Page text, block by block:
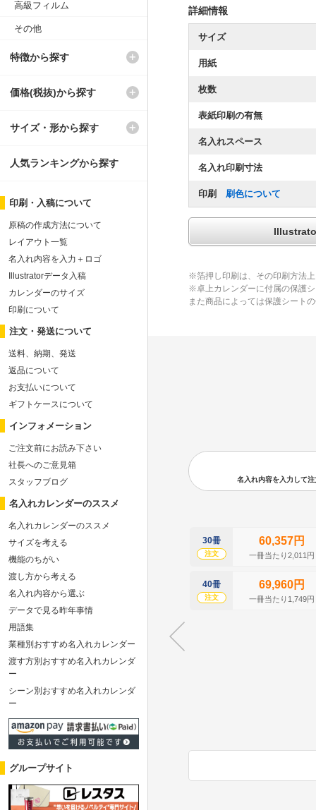
詳細情報
サイズ
用紙
枚数
表紙印刷の有無
名入れスペース
名入れ印刷寸法
印刷 刷色について
※箔押し印刷は、その印刷方法
※卓上カレンダーに付属の保護
また商品によっては保護シート
名入れ内容を入力して
30冊
注文
60,357円
一冊当たり2,011円
40冊
注文
69,960円
一冊当たり1,749円
高級フィルム
その他
特徴から探す
価格(税抜)から探す
サイズ・形から探す
人気ランキングから探す
印刷・入稿について
原稿の作成方法について
レイアウト一覧
名入れ内容を入力＋ロゴ
Illustratorデータ入稿
カレンダーのサイズ
印刷について
注文・発送について
送料、納期、発送
返品について
お支払いについて
ギフトケースについて
インフォメーション
ご注文前にお読み下さい
社長へのご意見箱
スタッフブログ
名入れカレンダーのススメ
名入れカレンダーのススメ
サイズを考える
機能のちがい
渡し方から考える
名入れ内容から選ぶ
データで見る昨年事情
用語集
業種別おすすめ名入れカレンダー
渡す方別おすすめ名入れカレンダ
ー
シーン別おすすめ名入れカレンダ
ー
グループサイト